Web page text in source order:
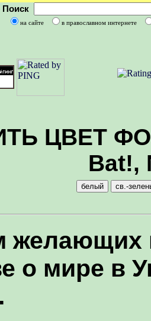
Поиск
на сайте в православном интернете
ЦВЕТ
Bat!,
желающих
о мире в